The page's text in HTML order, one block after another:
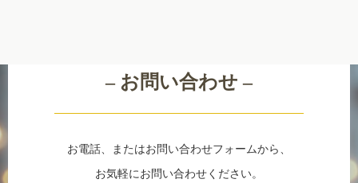
– お問い合わせ –
お電話、またはお問い合わせフォームから、
お気軽にお問い合わせください。